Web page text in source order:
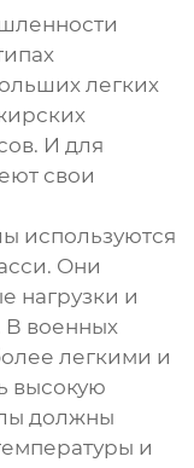
легких
И для
свои
используются
Они
нагрузки и
В военных
легкими и
высокую
должны
и